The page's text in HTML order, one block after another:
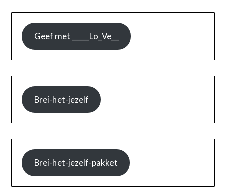
Geef met _____Lo_Ve__
Brei-het-jezelf
Brei-het-jezelf-pakket